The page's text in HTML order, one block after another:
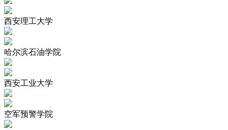
西安理工大学
哈尔滨石油学院
西安工业大学
空军预警学院